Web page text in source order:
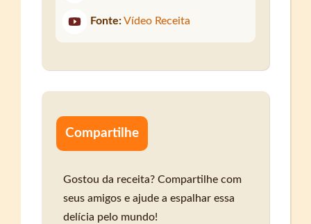
Fonte: Vídeo Receita
Compartilhe
Gostou da receita? Compartilhe com
seus amigos e ajude a espalhar essa
delícia pelo mundo!